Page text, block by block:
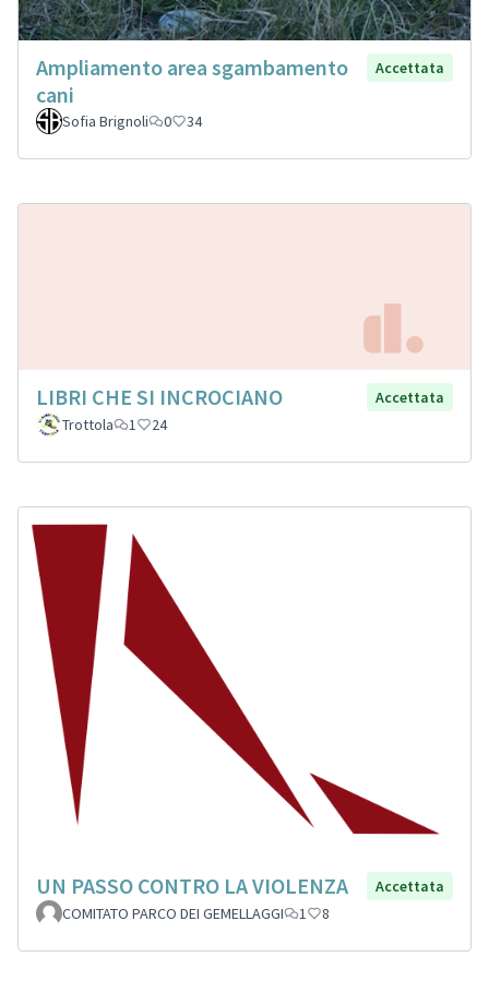
Ampliamento area sgambamento
cani
Accettata
Sofia Brignoli 0 34
LIBRI CHE SI INCROCIANO
Accettata
Trottola
1 24
UN PASSO CONTRO LA VIOLENZA
Accettata
COMITATO PARCO DEI GEMELLAGGI
1 8